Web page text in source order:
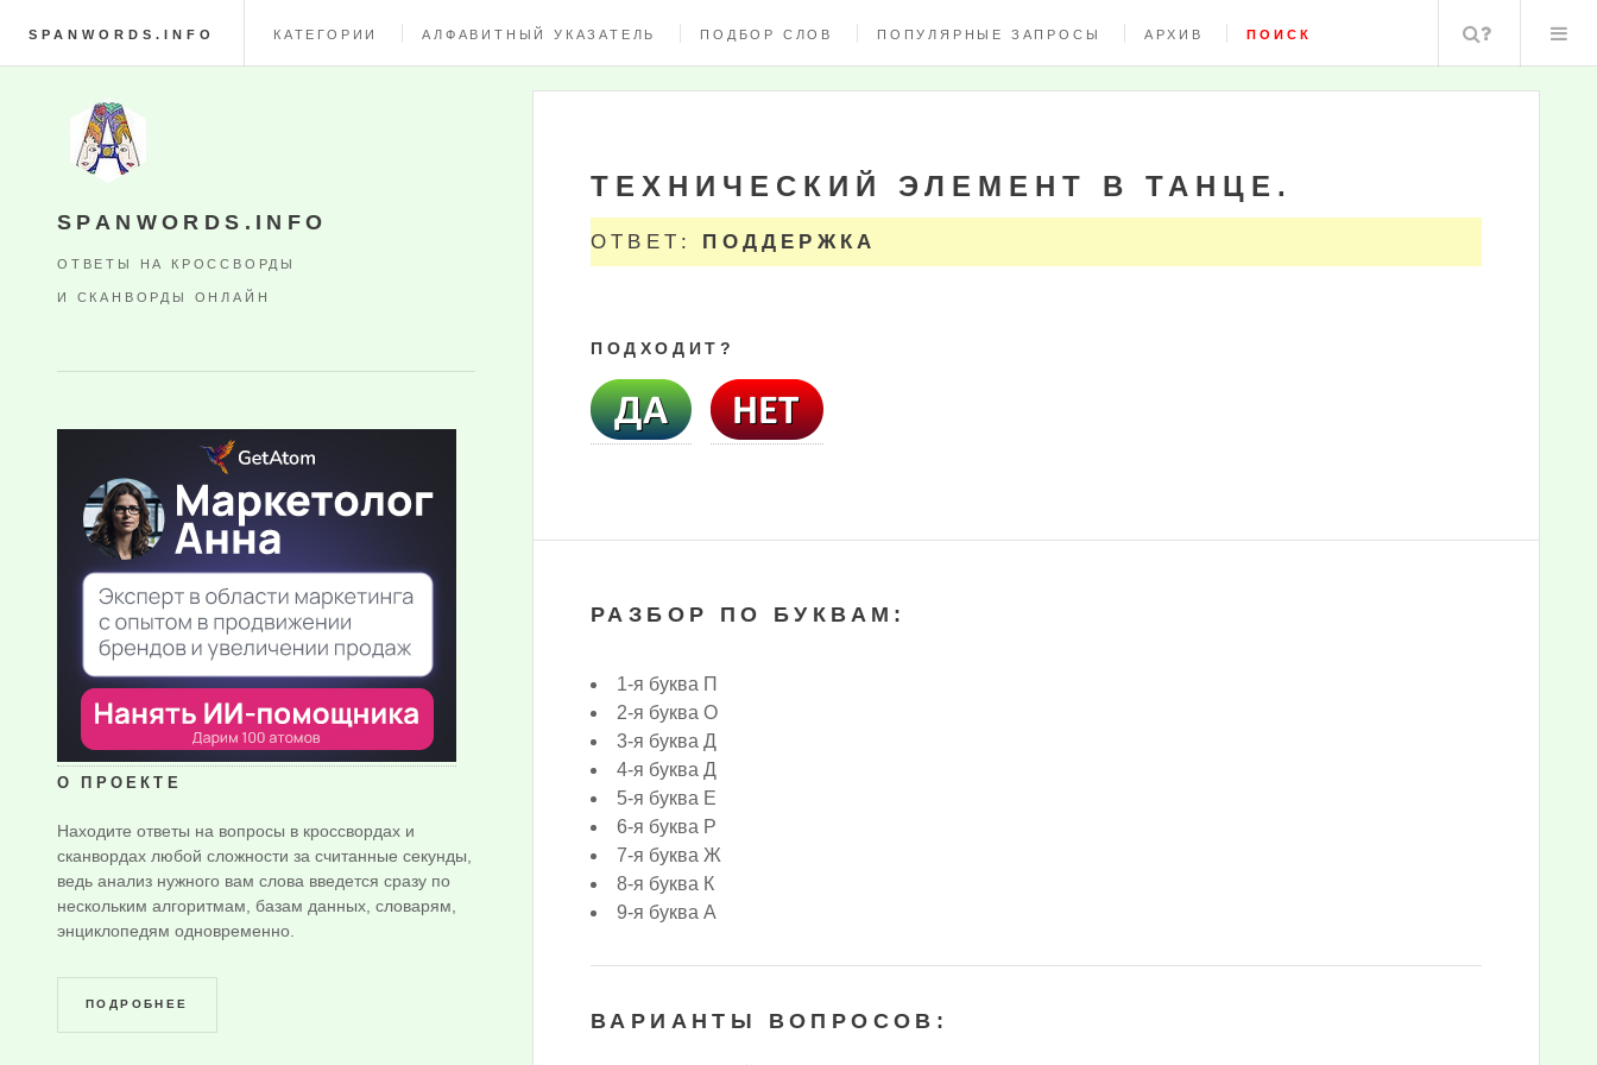
SPANWORDS.INFO КАТЕГОРИИ АЛФАВИТНЫЙ УКАЗАТЕЛЬ ПОДБОР СЛОВ ПОПУЛЯРНЫЕ ЗАПРОСЫ АРХИВ ПОИСК Поиск
ТЕХНИЧЕСКИЙ ЭЛЕМЕНТ В ТАНЦЕ.
ОТВЕТ: ПОДДЕРЖКА
ПОДХОДИТ?
РАЗБОР ПО БУКВАМ:
1-я буква П
2-я буква О
3-я буква Д
4-я буква Д
5-я буква Е
6-я буква Р
7-я буква Ж
8-я буква К
9-я буква А
ВАРИАНТЫ ВОПРОСОВ:
SPANWORDS.INFO
ОТВЕТЫ НА КРОССВОРДЫ
И СКАНВОРДЫ ОНЛАЙН
О ПРОЕКТЕ
Находите ответы на вопросы в кроссвордах и
сканвордах любой сложности за считанные секунды,
ведь анализ нужного вам слова введется сразу по
нескольким алгоритмам, базам данных, словарям,
энциклопедям одновременно.
ПОДРОБНЕЕ